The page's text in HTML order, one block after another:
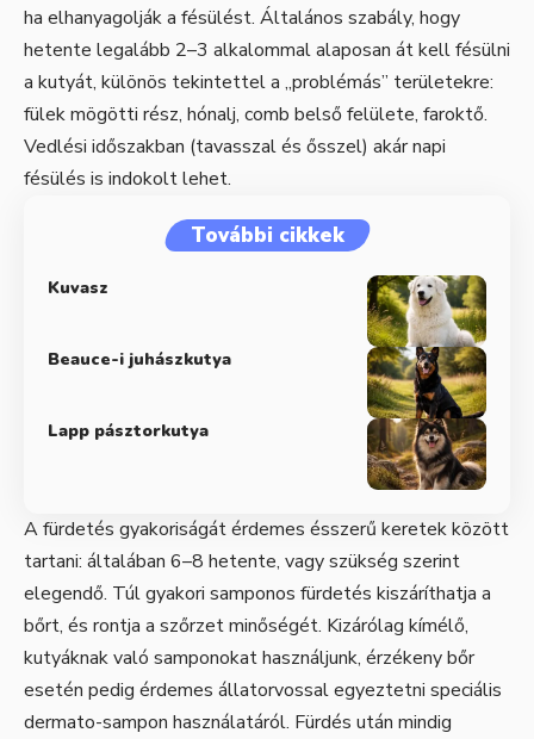
ha elhanyagolják a fésülést. Általános szabály, hogy
hetente legalább 2–3 alkalommal alaposan át kell fésülni
a kutyát, különös tekintettel a „problémás” területekre:
fülek mögötti rész, hónalj, comb belső felülete, faroktő.
Vedlési időszakban (tavasszal és ősszel) akár napi
fésülés is indokolt lehet.
További cikkek
Kuvasz
Beauce-i juhászkutya
Lapp pásztorkutya
A fürdetés gyakoriságát érdemes ésszerű keretek között
tartani: általában 6–8 hetente, vagy szükség szerint
elegendő. Túl gyakori samponos fürdetés kiszáríthatja a
bőrt, és rontja a szőrzet minőségét. Kizárólag kímélő,
kutyáknak való samponokat használjunk, érzékeny bőr
esetén pedig érdemes állatorvossal egyeztetni speciális
dermato-sampon használatáról. Fürdés után mindig